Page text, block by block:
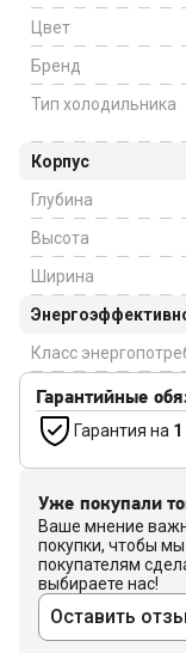
Цвет
Бренд
Тип холодильника
Корпус
Глубина
Высота
Ширина
Класс
Гарантийные
Гарантия на
Уже покупали
Ваше мнение
покупки, чтобы
покупателям
выбираете нас!
Оставить